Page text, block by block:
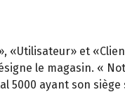
«Utilisateur» et
le magasin. «
5000 ayant son